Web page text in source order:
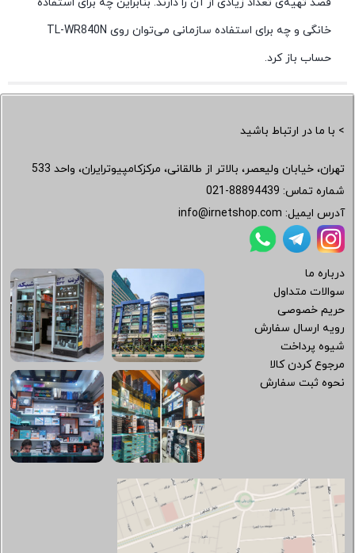
خانگی و چه برای استفاده سازمانی می‌توان روی TL-WR840N
حساب باز کرد.
> با ما در ارتباط باشید
تهران، خیابان ولیعصر، بالاتر از طالقانی، مرکزکامپیوترایران، واحد 533
شماره تماس: 021-88894439
آدرس ایمیل: info@irnetshop.com
درباره ما
سوالات متداول
حریم خصوصی
رویه ارسال سفارش
شیوه پرداخت
مرجوع کردن کالا
نحوه ثبت سفارش